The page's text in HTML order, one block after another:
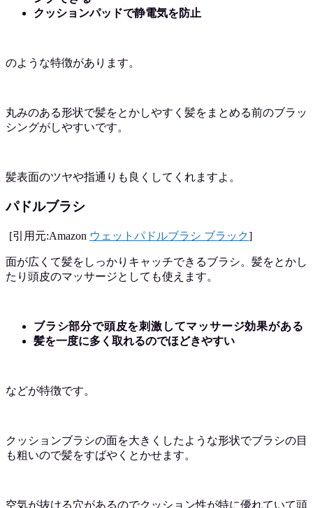
クッションパッドで静電気を防止
のような特徴があります。
丸みのある形状で髪をとかしやすく髪をまとめる前のブラッ
シングがしやすいです。
髪表面のツヤや指通りも良くしてくれますよ。
パドルブラシ
[引用元:Amazon ウェットパドルブラシ ブラック]
面が広くて髪をしっかりキャッチできるブラシ。髪をとかし
たり頭皮のマッサージとしても使えます。
ブラシ部分で頭皮を刺激してマッサージ効果がある
髪を一度に多く取れるのでほどきやすい
などが特徴です。
クッションブラシの面を大きくしたような形状でブラシの目
も粗いので髪をすばやくとかせます。
空気が抜ける穴があるのでクッション性が特に優れていて頭